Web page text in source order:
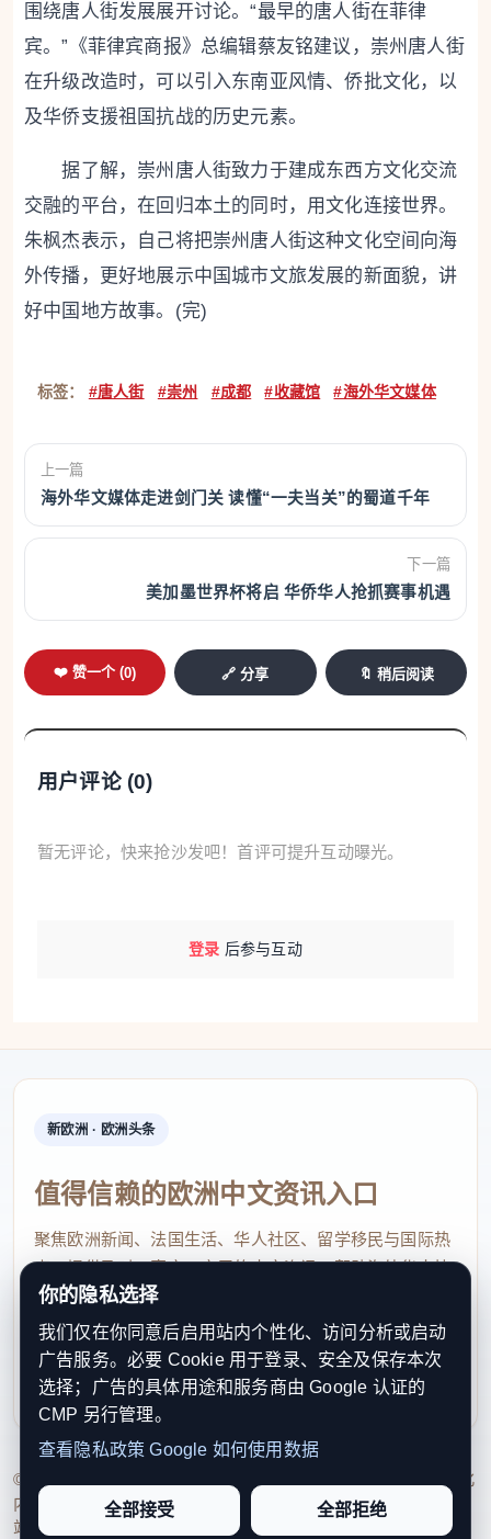
围绕唐人街发展展开讨论。“最早的唐人街在菲律
宾。”《菲律宾商报》总编辑蔡友铭建议，崇州唐人街
在升级改造时，可以引入东南亚风情、侨批文化，以
及华侨支援祖国抗战的历史元素。
据了解，崇州唐人街致力于建成东西方文化交流
交融的平台，在回归本土的同时，用文化连接世界。
朱枫杰表示，自己将把崇州唐人街这种文化空间向海
外传播，更好地展示中国城市文旅发展的新面貌，讲
好中国地方故事。(完)
标签： #唐人街 #崇州 #成都 #收藏馆 #海外华文媒体
上一篇
海外华文媒体走进剑门关 读懂“一夫当关”的蜀道千年
下一篇
美加墨世界杯将启 华侨华人抢抓赛事机遇
❤️ 赞一个 (0) 🔗 分享 🔖 稍后阅读
用户评论 (0)
暂无评论，快来抢沙发吧！首评可提升互动曝光。
登录 后参与互动
新欧洲 · 欧洲头条
值得信赖的欧洲中文资讯入口
聚焦欧洲新闻、法国生活、华人社区、留学移民与国际热
点，提供及时、真实、实用的中文资讯，帮助海外华人快
速了解欧洲动态。
contact@xinouzhou.com
服务支持、版权与合作：工作日优先处理站务、投稿与权
利通知
© 2026 新欧洲·欧洲头条. All Rights Reserved. 本网站持续优化
内容透明度、联系方式与用户权利说明，以提升品牌信任感和
站点完整度。
你的隐私选择
我们仅在你同意后启用站内个性化、访问分析或启动
广告服务。必要 Cookie 用于登录、安全及保存本次
选择；广告的具体用途和服务商由 Google 认证的
CMP 另行管理。
查看隐私政策 Google 如何使用数据
全部接受 全部拒绝